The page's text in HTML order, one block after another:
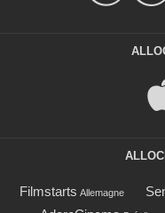
Filmstarts Allemagne